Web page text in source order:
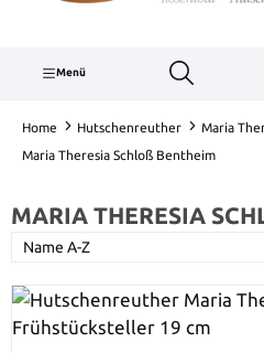
Menü
Home Hutschenreuther
Maria
Maria Theresia Schloß Bentheim
MARIA THERESIA